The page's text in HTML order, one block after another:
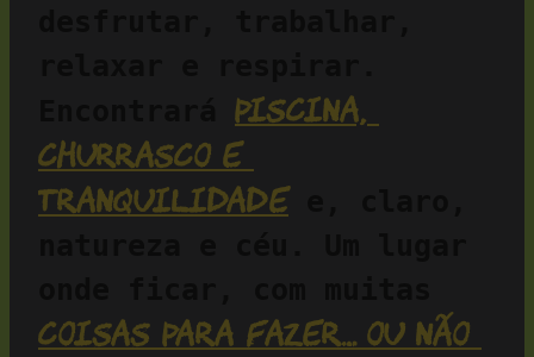
piscina,
churrasco e
tranquilidade e, claro,
coisas para fazer… ou não